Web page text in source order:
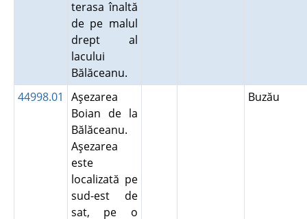
terasa înaltă
de pe malul
drept al
lacului
Bălăceanu.
44998.01
Aşezarea
Boian de la
Bălăceanu.
Aşezarea
este
localizată pe
sud-est de
sat, pe o
Buzău